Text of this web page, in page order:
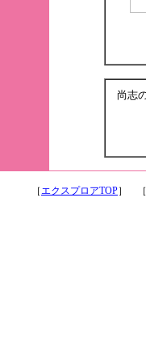
尚志
［エクスプロアTOP］ ［